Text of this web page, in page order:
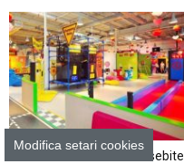
20+ Locuri de Joacă Deosebite
Modifica setari cookies